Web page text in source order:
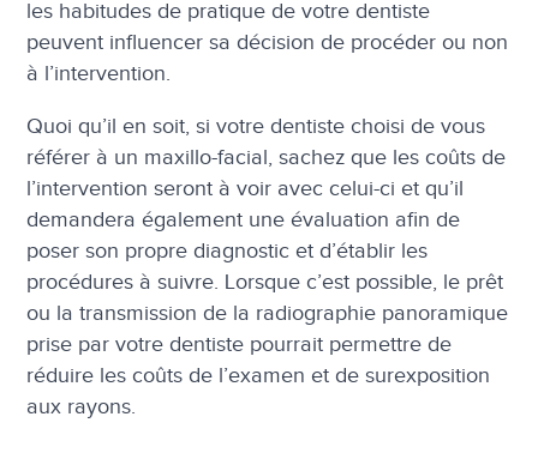
les habitudes de pratique de votre dentiste
peuvent influencer sa décision de procéder ou non
à l’intervention.
Quoi qu’il en soit, si votre dentiste choisi de vous
référer à un maxillo-facial, sachez que les coûts de
l’intervention seront à voir avec celui-ci et qu’il
demandera également une évaluation afin de
poser son propre diagnostic et d’établir les
procédures à suivre. Lorsque c’est possible, le prêt
ou la transmission de la radiographie panoramique
prise par votre dentiste pourrait permettre de
réduire les coûts de l’examen et de surexposition
aux rayons.